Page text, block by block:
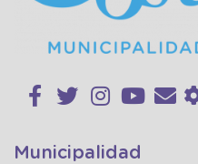
Municipalidad